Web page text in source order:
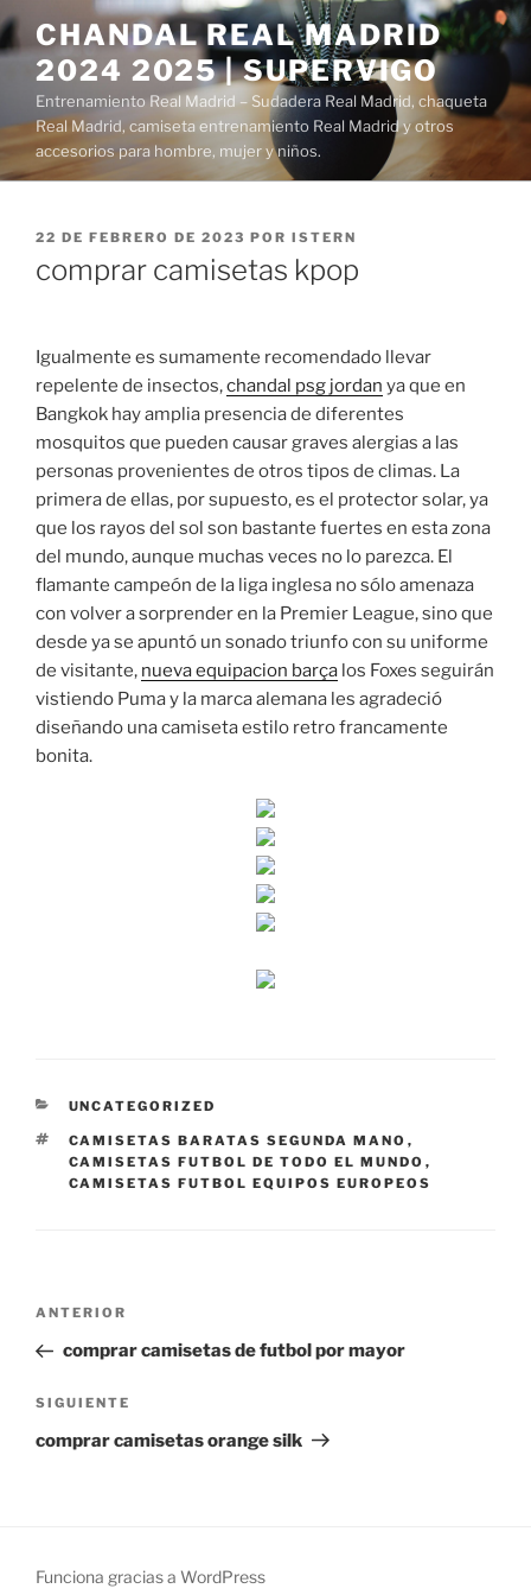
Saltar
al
contenido
CHANDAL REAL MADRID
2024 2025 | SUPERVIGO
Entrenamiento Real Madrid – Sudadera Real Madrid, chaqueta
Real Madrid, camiseta entrenamiento Real Madrid y otros
accesorios para hombre, mujer y niños.
PUBLICADO
22 DE FEBRERO DE 2023 POR ISTERN
comprar camisetas kpop
Igualmente es sumamente recomendado llevar
repelente de insectos,chandal psg jordan ya que en
Bangkok hay amplia presencia de diferentes
mosquitos que pueden causar graves alergias a las
personas provenientes de otros tipos de climas. La
primera de ellas, por supuesto, es el protector solar, ya
que los rayos del sol son bastante fuertes en esta zona
del mundo, aunque muchas veces no lo parezca. El
flamante campeón de la liga inglesa no sólo amenaza
con volver a sorprender en la Premier League, sino que
desde ya se apuntó un sonado triunfo con su uniforme
de visitante, nueva equipacion barça los Foxes seguirán
vistiendo Puma y la marca alemana les agradeció
diseñando una camiseta estilo retro francamente
bonita.
CATEGORÍAS
UNCATEGORIZED
ETIQUETAS
CAMISETAS BARATAS SEGUNDA MANO ,
CAMISETAS FUTBOL DE TODO EL MUNDO ,
CAMISETAS FUTBOL EQUIPOS EUROPEOS
Navegación
entradas
Entrada
anterior:
ANTERIOR
comprar camisetas de futbol por mayor
Siguiente
entrada
SIGUIENTE
comprar camisetas orange silk
Funciona gracias a WordPress